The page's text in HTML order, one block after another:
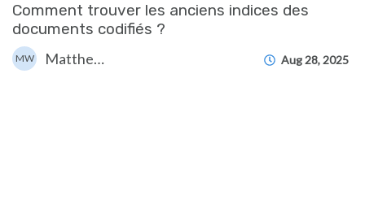
Comment trouver les anciens indices des
documents codifiés ?
MW Matthew WRAY Aug 28, 2025